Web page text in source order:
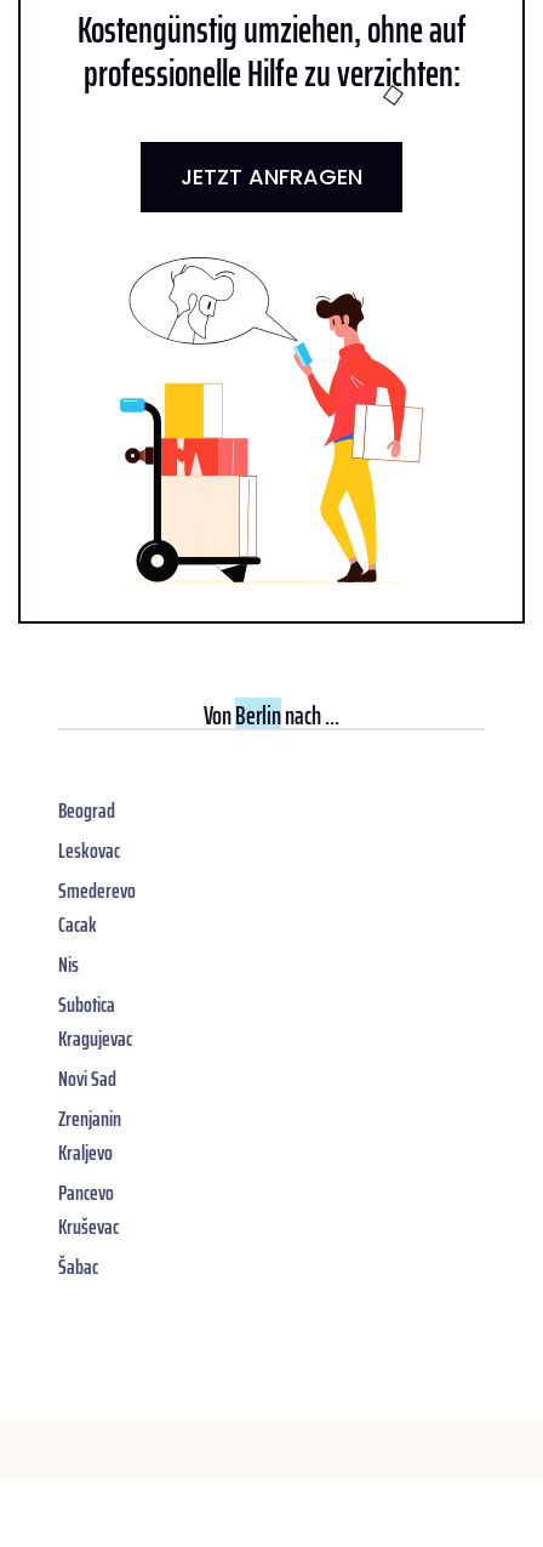
Kostengünstig umziehen, ohne auf
professionelle Hilfe zu verzichten:
JETZT ANFRAGEN
VonBerlinnach ...
Beograd
Leskovac
Smederevo
Cacak
Nis
Subotica
Kragujevac
Novi Sad
Zrenjanin
Kraljevo
Pancevo
Kruševac
Šabac